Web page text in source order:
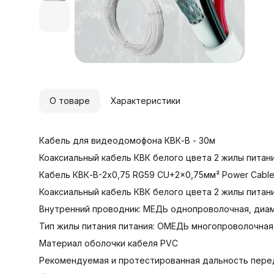
О товаре Характеристики
Кабель для видеодомофона КВК-В - 30м
Коаксиальный кабель КВК белого цвета 2 жилы
Кабель КВК-В-2х0,75 RG59 CU+2x0,75мм² Power
Коаксиальный кабель КВК белого цвета 2 жилы
Внутренний проводник: МЕДЬ однопроволочная,
Тип жилы питания питания: ОМЕДЬ
Материал оболочки кабеля PVC
Рекомендуемая и протестированная дальность